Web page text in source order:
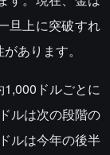
旦上に突破すれ
あります。
ドルごとに
ルは次の段階の
ルは今年の後半